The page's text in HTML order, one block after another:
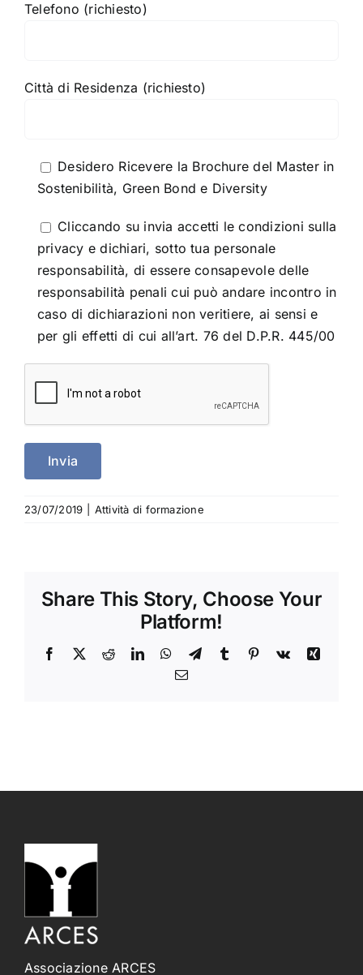
Telefono (richiesto)
Città di Residenza (richiesto)
Desidero Ricevere la Brochure del Master in
Sostenibilità, Green Bond e Diversity
Cliccando su invia accetti le condizioni sulla
privacy e dichiari, sotto tua personale
responsabilità, di essere consapevole delle
responsabilità penali cui può andare incontro in
caso di dichiarazioni non veritiere, ai sensi e
per gli effetti di cui all’art. 76 del D.P.R. 445/00
23/07/2019 Attività di formazione
Share This Story, Choose Your
Platform!
Facebook
X RedditLinkedInWhatsApp
TelegramTumblr Pinterest
Vk
Xing
Email
Associazione ARCES